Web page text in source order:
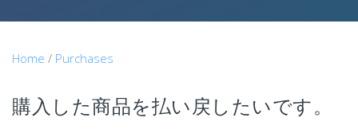
Home / Purchases
購入した商品を払い戻したいです。